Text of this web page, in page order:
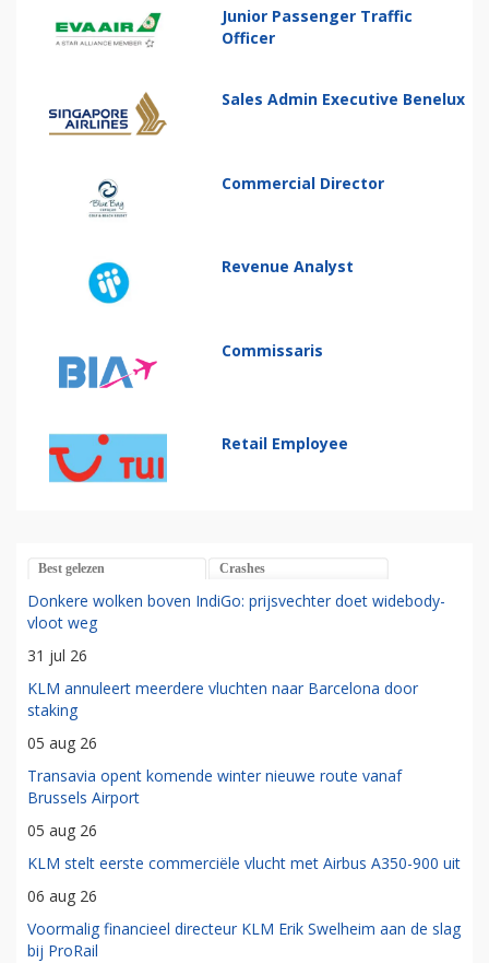
Junior Passenger Traffic
Officer
Sales Admin Executive Benelux
Commercial Director
Revenue Analyst
Commissaris
Retail Employee
Best gelezen Crashes
Donkere wolken boven IndiGo: prijsvechter doet widebody-
vloot weg
31 jul 26
KLM annuleert meerdere vluchten naar Barcelona door
staking
05 aug 26
Transavia opent komende winter nieuwe route vanaf
Brussels Airport
05 aug 26
KLM stelt eerste commerciële vlucht met Airbus A350-900 uit
06 aug 26
Voormalig financieel directeur KLM Erik Swelheim aan de slag
bij ProRail